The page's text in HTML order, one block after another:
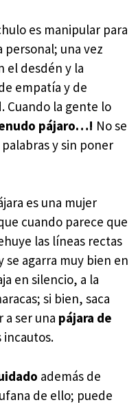
es manipular para
una vez
el desdén y la
empatía y de
Cuando la gente lo
pájaro…! No se
y sin poner
es una mujer
cuando parece que
las líneas rectas
se agarra muy bien en
en silencio, a la
si bien, saca
a ser una pájara de
incautos.
además de
de ello; puede